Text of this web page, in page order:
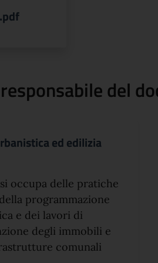
del
ed edilizia
occupa delle pratiche
programmazione
e dei lavori di
degli immobili e
comunali